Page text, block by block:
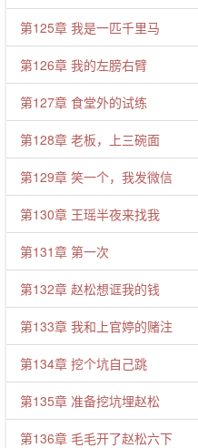
第125章 我是一匹千里马
第126章 我的左膀右臂
第127章 食堂外的试练
第128章 老板，上三碗面
第129章 笑一个，我发微信
第130章 王瑶半夜来找我
第131章 第一次
第132章 赵松想诓我的钱
第133章 我和上官婷的赌注
第134章 挖个坑自己跳
第135章 准备挖坑埋赵松
第136章 毛毛开了赵松六下